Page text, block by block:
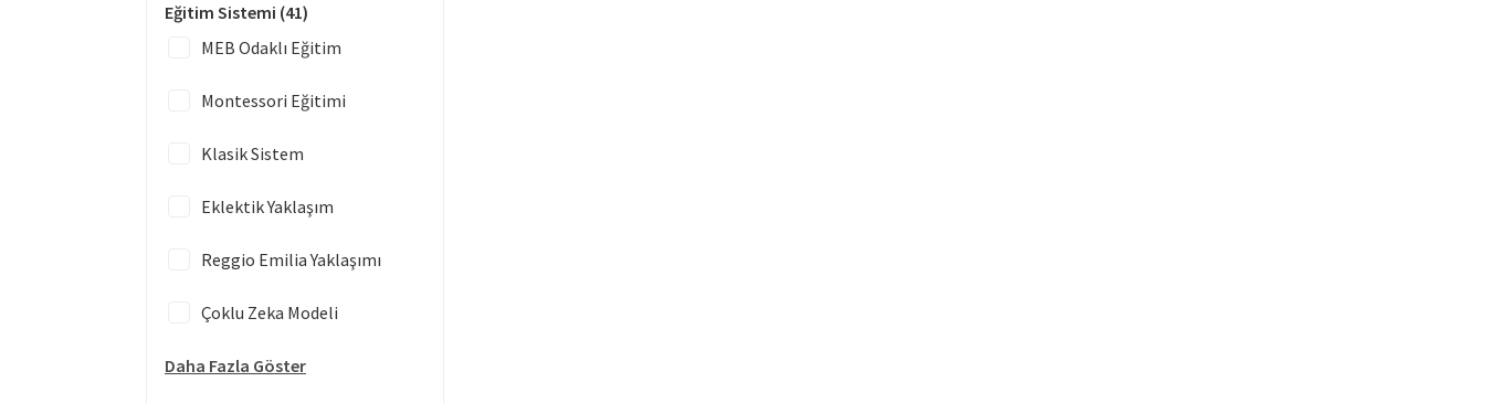
Eğitim Sistemi (41)
MEB Odaklı Eğitim
Montessori Eğitimi
Klasik Sistem
Eklektik Yaklaşım
Reggio Emilia Yaklaşımı
Çoklu Zeka Modeli
Daha Fazla Göster